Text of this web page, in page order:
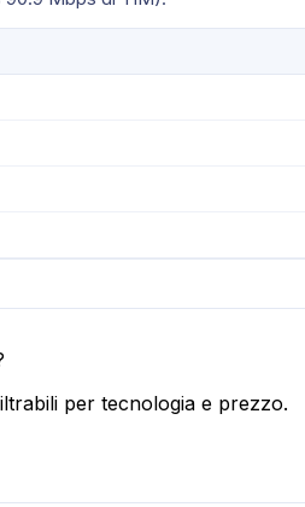
per tecnologia e prezzo.